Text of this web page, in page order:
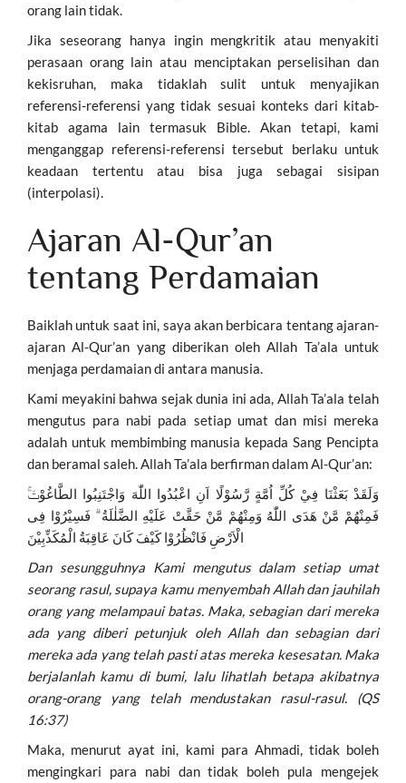
orang lain tidak.
Jika seseorang hanya ingin mengkritik atau menyakiti
perasaan orang lain atau menciptakan perselisihan dan
kekisruhan, maka tidaklah sulit untuk menyajikan
referensi-referensi yang tidak sesuai konteks dari kitab-
kitab agama lain termasuk Bible. Akan tetapi, kami
menganggap referensi-referensi tersebut berlaku untuk
keadaan tertentu atau bisa juga sebagai sisipan
(interpolasi).
Ajaran Al-Qur’an
tentang Perdamaian
Baiklah untuk saat ini, saya akan berbicara tentang ajaran-
ajaran Al-Qur’an yang diberikan oleh Allah Ta’ala untuk
menjaga perdamaian di antara manusia.
Kami meyakini bahwa sejak dunia ini ada, Allah Ta’ala telah
mengutus para nabi pada setiap umat dan misi mereka
adalah untuk membimbing manusia kepada Sang Pencipta
dan beramal saleh. Allah Ta’ala berfirman dalam Al-Qur’an:
وَلَقَدْ بَعَثْنَا فِيْ كُلِّ اُمَّةٍ رَّسُوْلًا اَنِ اعْبُدُوا اللّٰهَ وَاجْتَنِبُوا الطَّاغُوْتَۚ
فَمِنْهُمْ مَّنْ هَدَى اللّٰهُ وَمِنْهُمْ مَّنْ حَقَّتْ عَلَيْهِ الضَّلٰلَةُ ۗ فَسِيْرُوْا فِى
الْاَرْضِ فَانْظُرُوْا كَيْفَ كَانَ عَاقِبَةُ الْمُكَذِّبِيْنَ
Dan sesungguhnya Kami mengutus dalam setiap umat
seorang rasul, supaya kamu menyembah Allah dan jauhilah
orang yang melampaui batas. Maka, sebagian dari mereka
ada yang diberi petunjuk oleh Allah dan sebagian dari
mereka ada yang telah pasti atas mereka kesesatan. Maka
berjalanlah kamu di bumi, lalu lihatlah betapa akibatnya
orang-orang yang telah mendustakan rasul-rasul. (QS
16:37)
Maka, menurut ayat ini, kami para Ahmadi, tidak boleh
mengingkari para nabi dan tidak boleh pula mengejek